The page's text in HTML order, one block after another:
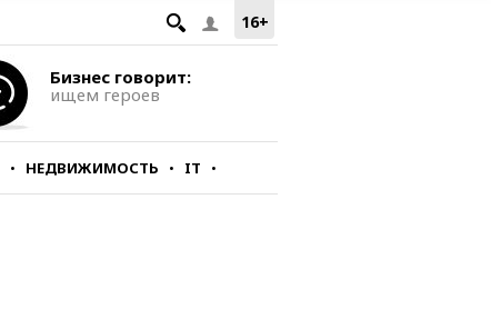
16+
Бизнес говорит:
ищем героев
НЕДВИЖИМОСТЬ IT